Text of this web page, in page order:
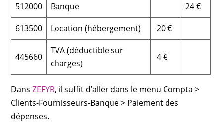
512000
Banque
24 €
613500
Location (hébergement) 20 €
445660
TVA (déductible sur
charges)
4 €
DansZEFYR, il suffit d’aller dans le menu Compta >
Clients-Fournisseurs-Banque > Paiement des
dépenses.